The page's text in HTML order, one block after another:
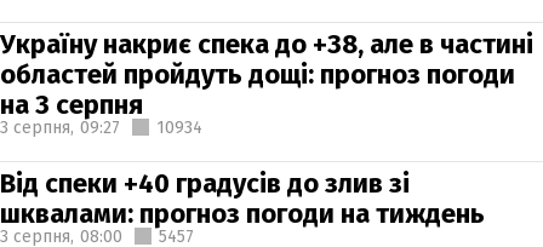
Україну накриє спека до +38, але в частині
областей пройдуть дощі: прогноз погоди
на 3 серпня
3 серпня, 09:27 10934
Від спеки +40 градусів до злив зі
шквалами: прогноз погоди на тиждень
3 серпня, 08:00 5457